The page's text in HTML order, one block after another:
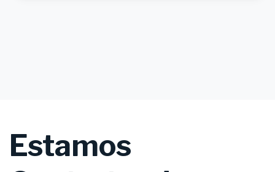
Estamos